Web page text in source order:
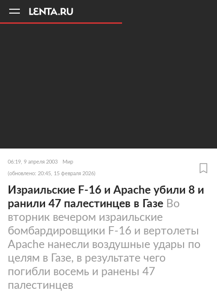
06:19, 9 апреля 2003 Мир
(обновлено: 20:45, 15 февраля 2026)
Израильские F-16 и Apache убили 8 и
ранили 47 палестинцев в Газе Во
вторник вечером израильские
бомбардировщики F-16 и вертолеты
Apache нанесли воздушные удары по
целям в Газе, в результате чего
погибли восемь и ранены 47
палестинцев